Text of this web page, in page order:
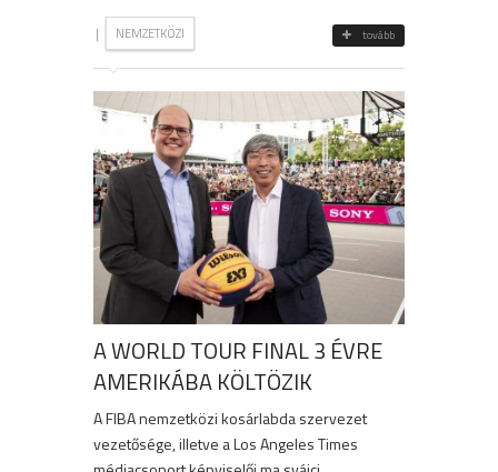
| NEMZETKÖZI tovább
A WORLD TOUR FINAL 3 ÉVRE
AMERIKÁBA KÖLTÖZIK
A FIBA nemzetközi kosárlabda szervezet
vezetősége, illetve a Los Angeles Times